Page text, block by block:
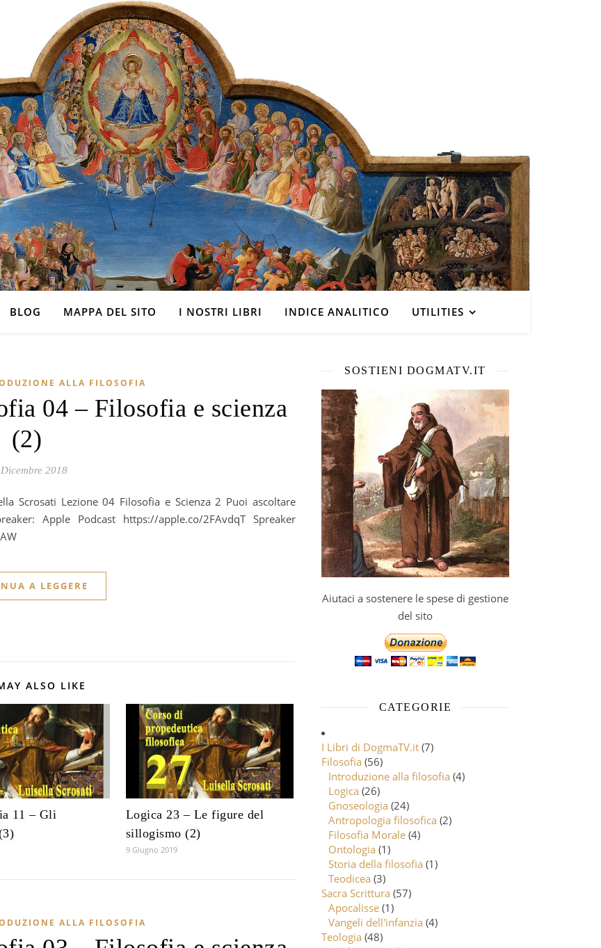
BLOG MAPPA DEL SITO I NOSTRI LIBRI INDICE ANALITICO UTILITIES
ALLA FILOSOFIA
04 – Filosofia e scienza
(2)
2018
Apple Podcast https://apple.co/2FAvdqT Spreaker
A LEGGERE
ALSO LIKE
11 – Gli
Logica 23 – Le figure del
sillogismo (2)
9 Giugno 2019
ALLA FILOSOFIA
SOSTIENI DOGMATV.IT
Aiutaci a sostenere le spese di gestione
del sito
CATEGORIE
I Libri di DogmaTV.it (7)
Filosofia (56)
Introduzione alla filosofia (4)
Logica (26)
Gnoseologia (24)
Antropologia filosofica (2)
Filosofia Morale (4)
Ontologia (1)
Storia della filosofia (1)
Teodicea (3)
Sacra Scrittura (57)
Apocalisse (1)
Vangeli dell'infanzia (4)
Teologia (48)